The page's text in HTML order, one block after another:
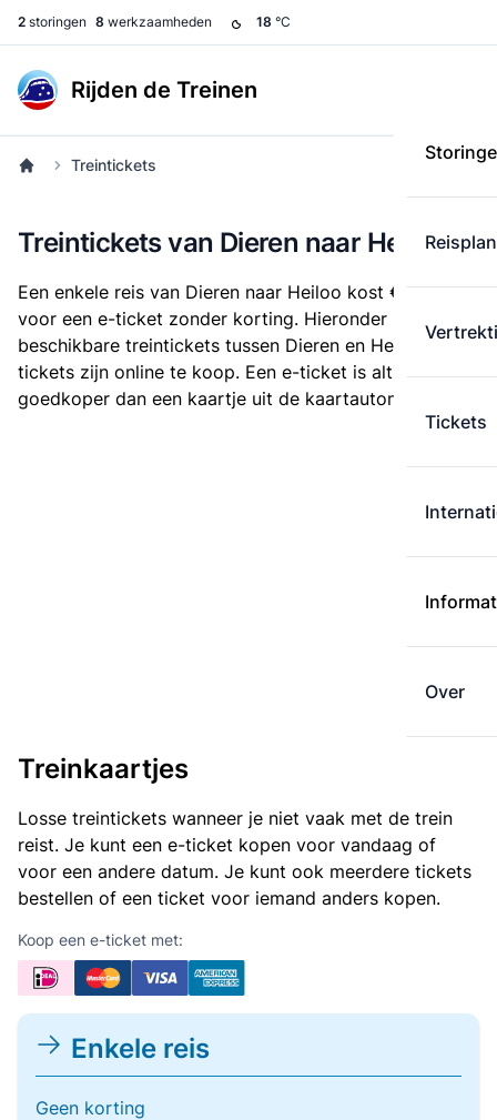
2 storingen 8 werkzaamheden 18 °C
Rijden de Treinen
Tickets
Over
Treintickets
Treintickets van Dieren naar Heiloo
Een enkele reis van Dieren naar Heiloo kost € 28,50
voor een e-ticket zonder korting. Hieronder staan alle
beschikbare treintickets tussen Dieren en Heiloo. Deze
tickets zijn online te koop. Een e-ticket is altijd
goedkoper dan een kaartje uit de kaartautomaat.
Treinkaartjes
Losse treintickets wanneer je niet vaak met de trein
reist. Je kunt een e-ticket kopen voor vandaag of
voor een andere datum. Je kunt ook meerdere tickets
bestellen of een ticket voor iemand anders kopen.
Koop een e-ticket met:
Enkele reis
Geen korting